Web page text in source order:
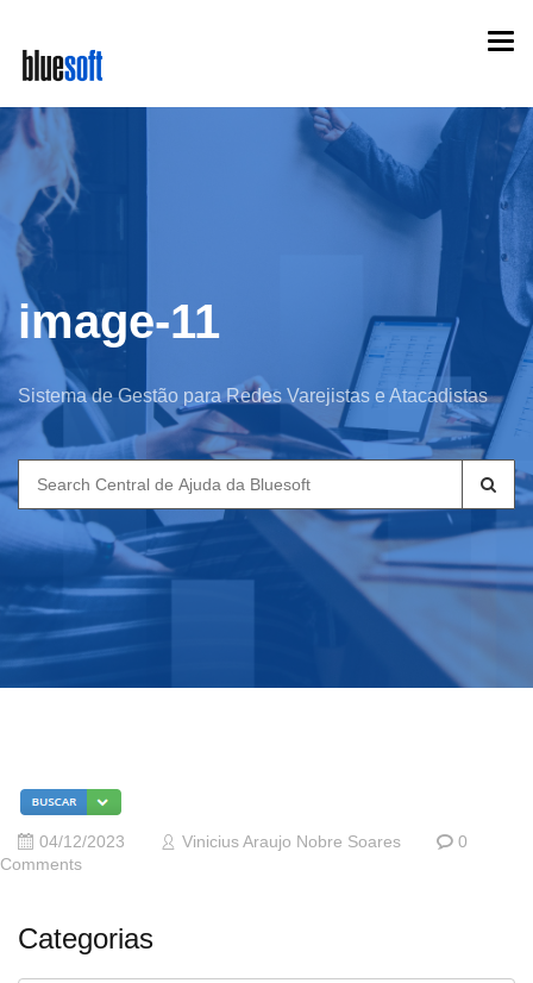
main
content
image-11
Sistema de Gestão para Redes Varejistas e Atacadistas
Search
for:
04/12/2023 Vinicius Araujo Nobre Soares
0
Comments
Categorias